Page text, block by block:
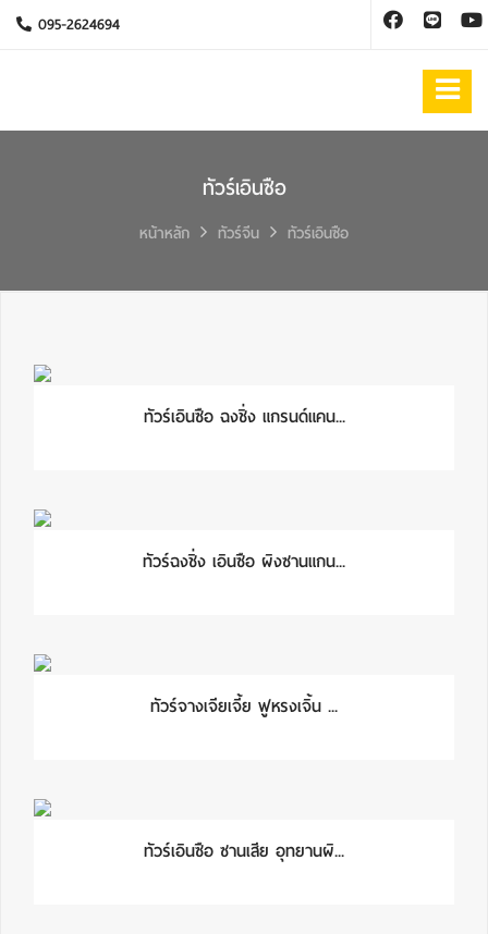
095-2624694
ทัวร์เอินซือ
หน้าหลัก ทัวร์จีน ทัวร์เอินซือ
ทัวร์เอินซือ ฉงชิ่ง แกรนด์แคน...
ทัวร์ฉงชิ่ง เอินซือ ผิงซานแกน...
ทัวร์จางเจียเจี้ย ฟูหรงเจิ้น ...
ทัวร์เอินซือ ซานเสีย อุทยานผิ...